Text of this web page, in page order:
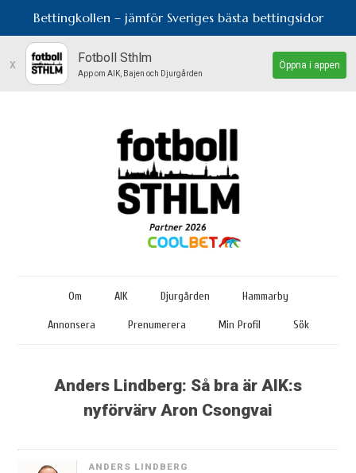
Bettingkollen – jämför Sveriges bästa bettingsidor
x Fotboll Sthlm
App om AIK, Bajen och Djurgården
Öppna i appen
Om AIK Djurgården Hammarby
Annonsera Prenumerera Min Profil Sök
Anders Lindberg: Så bra är AIK:s
nyförvärv Aron Csongvai
ANDERS LINDBERG